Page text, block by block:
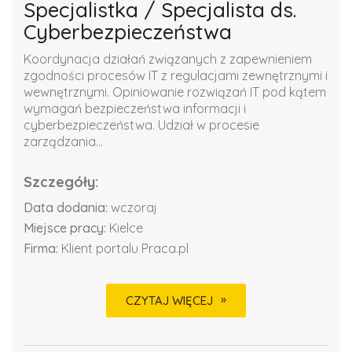
Specjalistka / Specjalista ds.
Cyberbezpieczeństwa
Koordynacja działań związanych z zapewnieniem
zgodności procesów IT z regulacjami zewnętrznymi i
wewnętrznymi. Opiniowanie rozwiązań IT pod kątem
wymagań bezpieczeństwa informacji i
cyberbezpieczeństwa. Udział w procesie
zarządzania...
Szczegóły:
Data dodania: wczoraj
Miejsce pracy: Kielce
Firma: Klient portalu Praca.pl
CZYTAJ WIĘCEJ